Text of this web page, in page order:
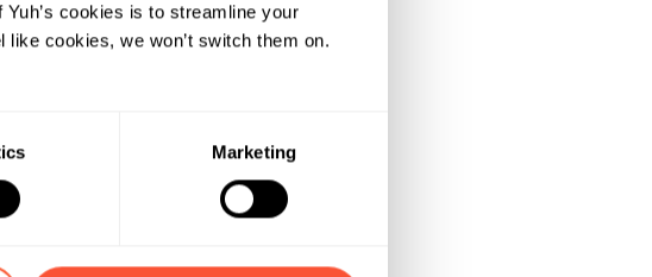
cookies is to streamline your
cookies, we won’t switch them on.
Marketing